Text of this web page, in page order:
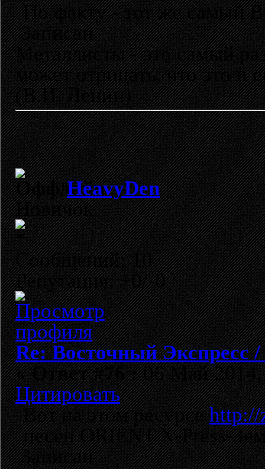
По факту - тот же самый
Записан
Металлисты - это самый
может отрицать, что это и
(В.И. Ленин)
HeavyDen
Новичок
Сообщений: 10
Репутация: +0/-0
Re: Восточный Экспресс
«Ответ #76 :06 Май 2014,
Цитировать
Вот на этом ресурсеhttp://
песен ORIENT X-Press-
Записан